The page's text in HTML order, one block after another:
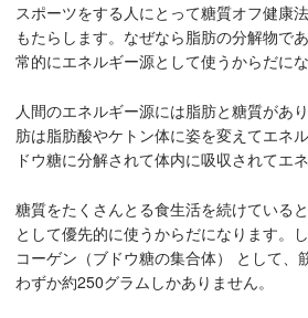
スポーツをする人にとって糖質オフ健康
もたらします。なぜなら脂肪の分解物で
常的にエネルギー源として使うからだにな
人間のエネルギー源には脂肪と糖質があ
肪は脂肪酸やケトン体に姿を変えてエネ
ドウ糖に分解されて体内に吸収されてエ
糖質をたくさんとる食生活を続けている
として優先的に使うからだになります。
コーゲン（ブドウ糖の集合体） として、
わずか約250グラムしかありません。